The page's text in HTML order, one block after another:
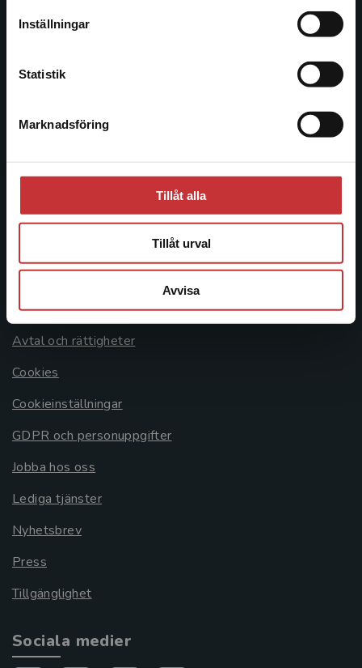
Inställningar
Statistik
Marknadsföring
Tillåt alla
Tillåt urval
Avvisa
Kundservice
046-31 21 00
Systemkrav
Allmänna länkar
Om oss
Avtal och rättigheter
Cookies
Cookieinställningar
GDPR och personuppgifter
Jobba hos oss
Lediga tjänster
Nyhetsbrev
Press
Tillgänglighet
Sociala medier